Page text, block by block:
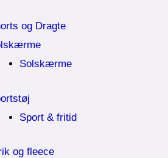
og Dragte
Solskærme
Sport & fritid
og fleece